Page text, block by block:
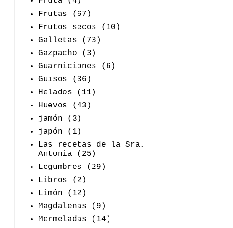
Frutas
(67)
Frutos secos
(10)
Galletas
(73)
Gazpacho
(3)
Guarniciones
(6)
Guisos
(36)
Helados
(11)
Huevos
(43)
jamón
(3)
japón
(1)
Las recetas de la Sra.
Antonia
(25)
Legumbres
(29)
Libros
(2)
Limón
(12)
Magdalenas
(9)
Mermeladas
(14)